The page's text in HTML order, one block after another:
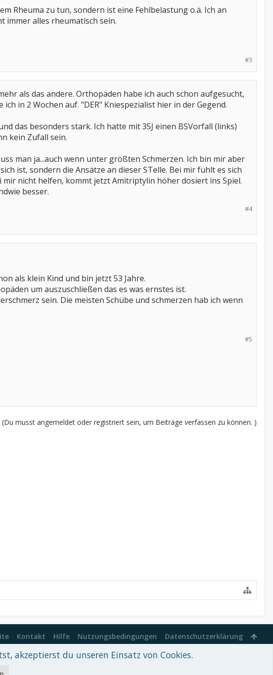
Rheuma zu tun, sondern ist eine Fehlbelastung o.ä. Ich an
immer alles rheumatisch sein.
#3
als das andere. Orthopäden habe ich auch schon aufgesucht,
in 2 Wochen auf. "DER" Kniespezialist hier in der Gegend.
das besonders stark. Ich hatte mit 35J einen BSVorfall (links)
kein Zufall sein.
man ja...auch wenn unter größten Schmerzen. Ich bin mir aber
ist, sondern die Ansätze an dieser STelle. Bei mir fühlt es sich
nicht helfen, kommt jetzt Amitriptylin höher dosiert ins Spiel.
besser.
#4
als klein Kind und bin jetzt 53 Jahre.
um auszuschließen das es was ernstes ist.
sein. Die meisten Schübe und schmerzen hab ich wenn
#5
(Du musst angemeldet oder registriert sein, um Beiträge verfassen zu können. )
Kontakt Hilfe Nutzungsbedingungen Datenschutzerklärung
akzeptierst du unseren Einsatz von Cookies.